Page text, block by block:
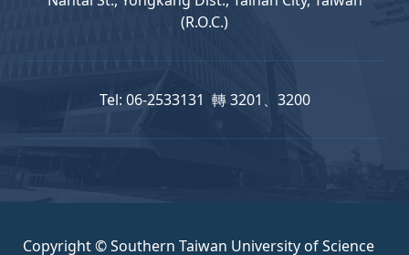
(R.O.C.)
Tel: 06-2533131 轉 3201、3200
Copyright © Southern Taiwan University of Science